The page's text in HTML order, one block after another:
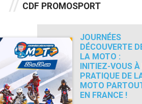
CDF PROMOSPORT
JOURNÉES
DÉCOUVERTE
LA MOTO :
INITIEZ-VOUS À
PRATIQUE DE
MOTO
EN FRANCE !